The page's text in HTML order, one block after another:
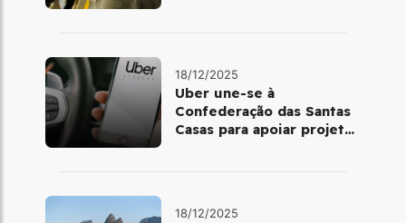
18/12/2025
Uber une-se à
Confederação das Santas
Casas para apoiar projetos
18/12/2025